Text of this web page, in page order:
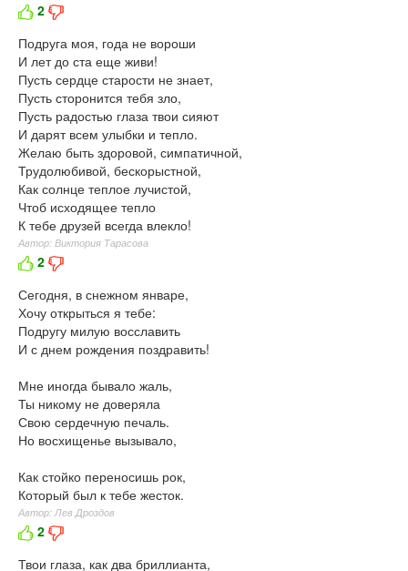
2
Подруга моя, года не вороши
И лет до ста еще живи!
Пусть сердце старости не знает,
Пусть сторонится тебя зло,
Пусть радостью глаза твои сияют
И дарят всем улыбки и тепло.
Желаю быть здоровой, симпатичной,
Трудолюбивой, бескорыстной,
Как солнце теплое лучистой,
Чтоб исходящее тепло
К тебе друзей всегда влекло!
Автор: Виктория Тарасова
2
Сегодня, в снежном январе,
Хочу открыться я тебе:
Подругу милую восславить
И с днем рождения поздравить!
Мне иногда бывало жаль,
Ты никому не доверяла
Свою сердечную печаль.
Но восхищенье вызывало,
Как стойко переносишь рок,
Который был к тебе жесток.
Автор: Лев Дроздов
2
Твои глаза, как два бриллианта,